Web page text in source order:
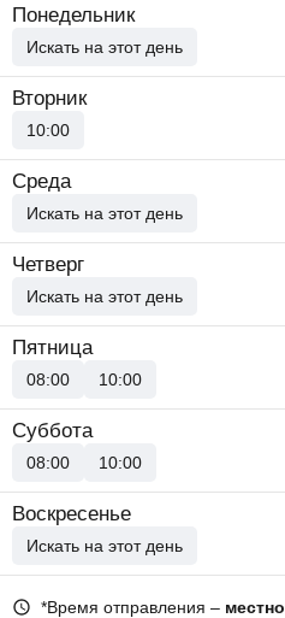
Понедельник
Искать на этот день
Вторник
10:00
Среда
Искать на этот день
Четверг
Искать на этот день
Пятница
08:00 10:00
Суббота
08:00 10:00
Воскресенье
Искать на этот день
*Время отправления –